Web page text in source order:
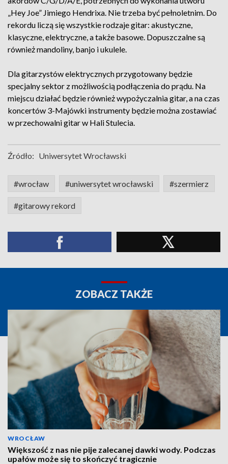
„Hey Joe” Jimiego Hendrixa. Nie trzeba być pełnoletnim. Do
rekordu liczą się wszystkie rodzaje gitar: akustyczne,
klasyczne, elektryczne, a także basowe. Dopuszczalne są
również mandoliny, banjo i ukulele.
Dla gitarzystów elektrycznych przygotowany będzie
specjalny sektor z możliwością podłączenia do prądu. Na
miejscu działać będzie również wypożyczalnia gitar, a na czas
koncertów 3-Majówki instrumenty będzie można zostawiać
w przechowalni gitar w Hali Stulecia.
Źródło: Uniwersytet Wrocławski
#wrocław #uniwersytet wrocławski #szermierz
#gitarowy rekord
ZOBACZ TAKŻE
WROCŁAW
Większość z nas nie pije zalecanej dawki wody. Podczas
upałów może się to skończyć tragicznie